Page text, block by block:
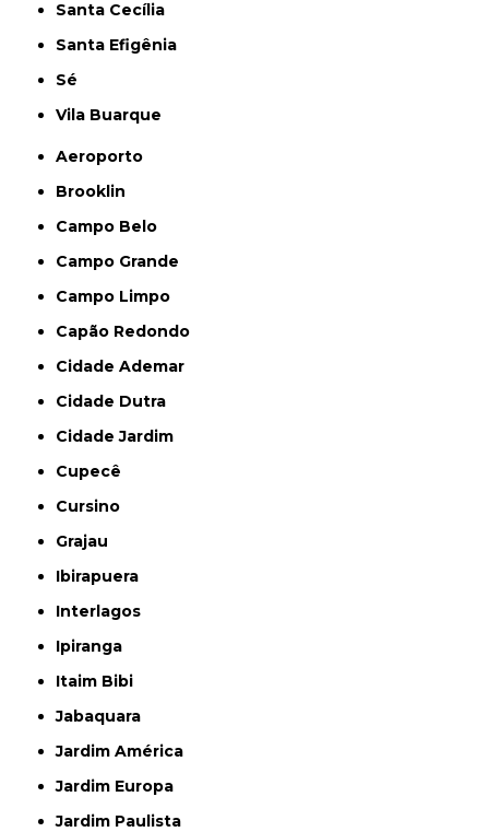
Santa Cecília
Santa Efigênia
Sé
Vila Buarque
Aeroporto
Brooklin
Campo Belo
Campo Grande
Campo Limpo
Capão Redondo
Cidade Ademar
Cidade Dutra
Cidade Jardim
Cupecê
Cursino
Grajau
Ibirapuera
Interlagos
Ipiranga
Itaim Bibi
Jabaquara
Jardim América
Jardim Europa
Jardim Paulista